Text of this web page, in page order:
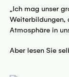
„Ich mag unser
Weiterbildungen,
Atmosphäre in
Aber lesen Sie